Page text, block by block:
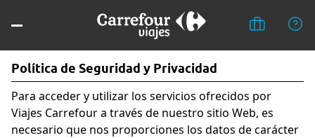
Política de Seguridad y Privacidad
Para acceder y utilizar los servicios ofrecidos por
Viajes Carrefour a través de nuestro sitio Web, es
necesario que nos proporciones los datos de carácter